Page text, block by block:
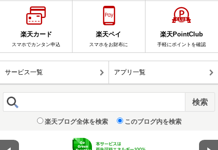
楽天カード
スマホでカンタン申込
楽天ペイ
スマホをお財布に
楽天PointClub
手軽にポイントを確認
サービス一覧 アプリ一覧
楽天ブログ全体を検索 このブログ内を検索